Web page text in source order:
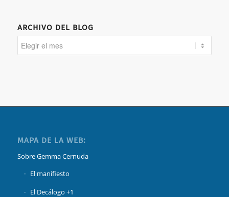
ARCHIVO DEL BLOG
MAPA DE LA WEB:
Sobre Gemma Cernuda
El manifiesto
El Decálogo +1